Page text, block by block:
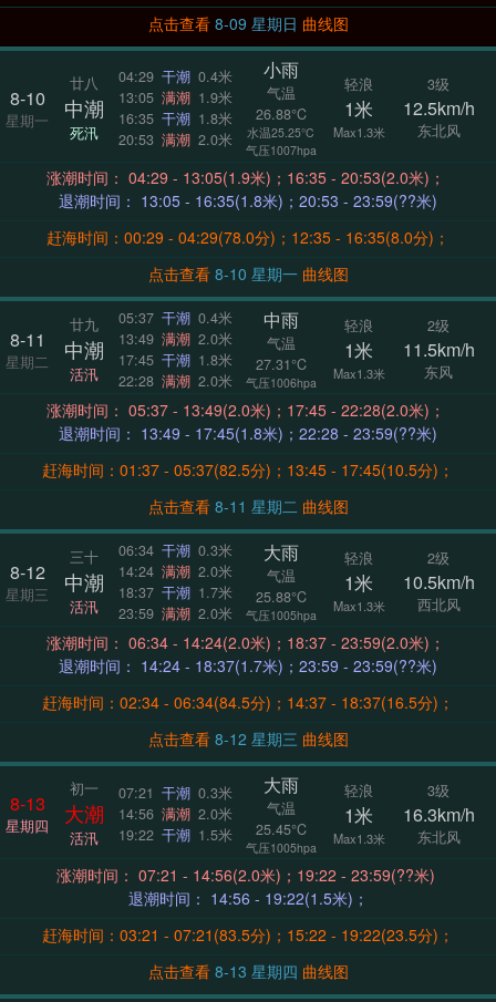
点击查看
8-09 星期日 曲线图
8-10
星期一
廿八
中潮
死汛
04:29 干潮 0.4米
13:05 满潮 1.9米
16:35 干潮 1.8米
20:53 满潮 2.0米
小雨
气温
26.88°C
水温25.25°C
气压1007hpa
轻浪
1米
Max1.3米
3级
12.5km/h
东北风
涨潮时间： 04:29 - 13:05(1.9米)；16:35 - 20:53(2.0米)；
退潮时间： 13:05 - 16:35(1.8米)；20:53 - 23:59(??米)
赶海时间：00:29 - 04:29(78.0分)；12:35 - 16:35(8.0分)；
点击查看
8-10 星期一 曲线图
8-11
星期二
廿九
中潮
活汛
05:37 干潮 0.4米
13:49 满潮 2.0米
17:45 干潮 1.8米
22:28 满潮 2.0米
中雨
气温
27.31°C
气压1006hpa
轻浪
1米
Max1.3米
2级
11.5km/h
东风
涨潮时间： 05:37 - 13:49(2.0米)；17:45 - 22:28(2.0米)；
退潮时间： 13:49 - 17:45(1.8米)；22:28 - 23:59(??米)
赶海时间：01:37 - 05:37(82.5分)；13:45 - 17:45(10.5分)；
点击查看
8-11 星期二 曲线图
8-12
星期三
三十
中潮
活汛
06:34 干潮 0.3米
14:24 满潮 2.0米
18:37 干潮 1.7米
23:59 满潮 2.0米
大雨
气温
25.88°C
气压1005hpa
轻浪
1米
Max1.3米
2级
10.5km/h
西北风
涨潮时间： 06:34 - 14:24(2.0米)；18:37 - 23:59(2.0米)；
退潮时间： 14:24 - 18:37(1.7米)；23:59 - 23:59(??米)
赶海时间：02:34 - 06:34(84.5分)；14:37 - 18:37(16.5分)；
点击查看
8-12 星期三 曲线图
8-13
星期四
初一
大潮
活汛
07:21 干潮 0.3米
14:56 满潮 2.0米
19:22 干潮 1.5米
大雨
气温
25.45°C
气压1005hpa
轻浪
1米
Max1.3米
3级
16.3km/h
东北风
涨潮时间： 07:21 - 14:56(2.0米)；19:22 - 23:59(??米)
退潮时间： 14:56 - 19:22(1.5米)；
赶海时间：03:21 - 07:21(83.5分)；15:22 - 19:22(23.5分)；
点击查看
8-13 星期四 曲线图